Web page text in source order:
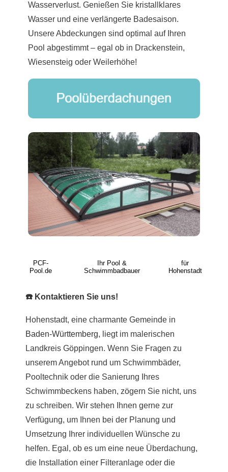
Wasserverlust. Genießen Sie kristallklares
Wasser und eine verlängerte Badesaison.
Unsere Abdeckungen sind optimal auf Ihren
Pool abgestimmt – egal ob in Drackenstein,
Wiesensteig oder Weilerhöhe!
PCF-
Pool.de
Ihr Pool &
Schwimmbadbauer
für
Hohenstadt
☎️ Kontaktieren Sie uns!
Hohenstadt, eine charmante Gemeinde in
Baden-Württemberg, liegt im malerischen
Landkreis Göppingen. Wenn Sie Fragen zu
unserem Angebot rund um Schwimmbäder,
Pooltechnik oder die Sanierung Ihres
Schwimmbeckens haben, zögern Sie nicht, uns
zu schreiben. Wir stehen Ihnen gerne zur
Verfügung, um Ihnen bei der Planung und
Umsetzung Ihrer individuellen Wünsche zu
helfen. Egal, ob es um eine neue Überdachung,
die Installation einer Filteranlage oder die